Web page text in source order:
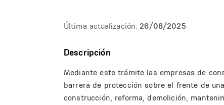
Última actualización: 26/08/2025
Descripción
Mediante este trámite las empresas de
barrera de protección sobre el frente de
construcción, reforma, demolición,